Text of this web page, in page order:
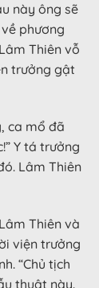
này ông sẽ
phương
Thiên vỗ
trưởng gật
ca mổ đã
Y tá trưởng
Lâm Thiên
Thiên và
viện trưởng
“Chủ tịch
thuật này.